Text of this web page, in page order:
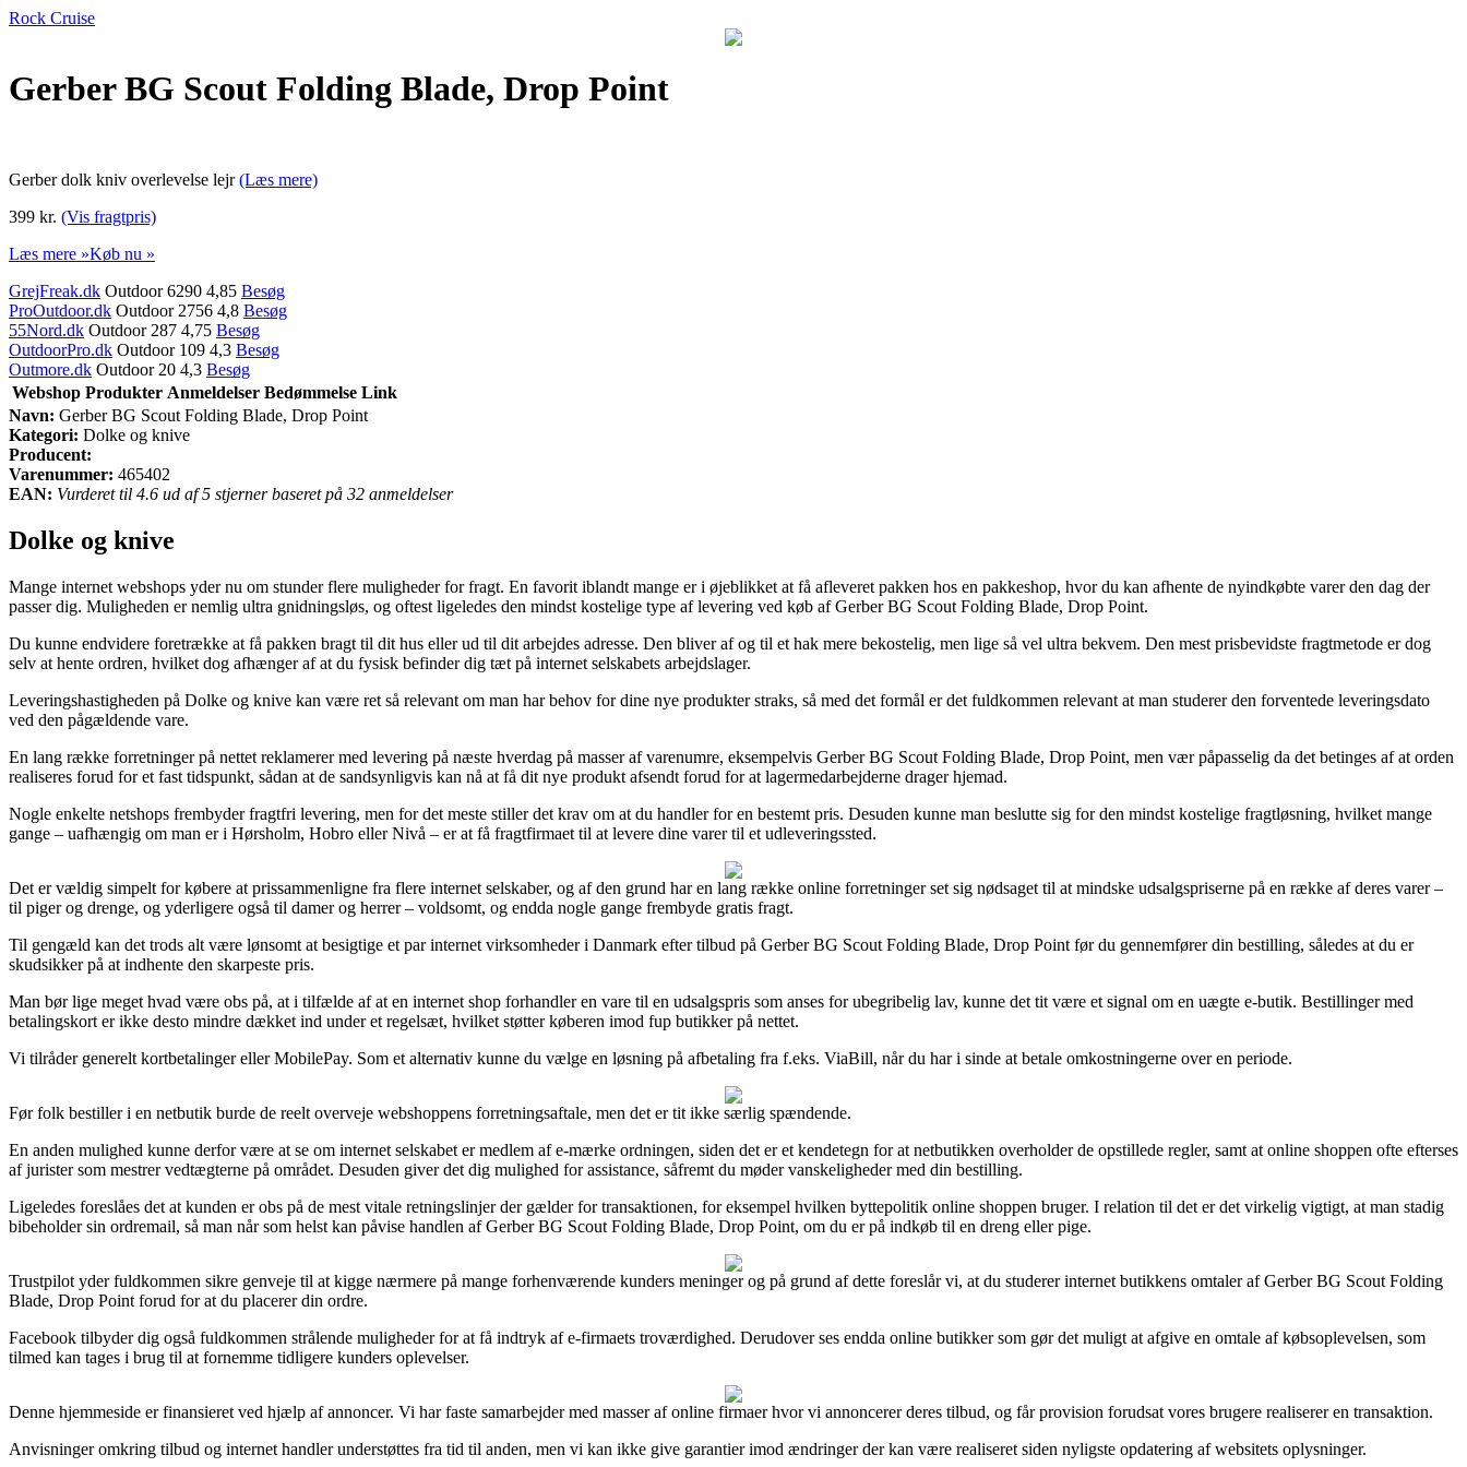
Rock Cruise
Gerber BG Scout Folding Blade, Drop Point
Gerber dolk kniv overlevelse lejr(Læs mere)
399 kr. (Vis fragtpris)
Læs mere »Køb nu »
GrejFreak.dk Outdoor 6290 4,85 Besøg
ProOutdoor.dk Outdoor 2756 4,8 Besøg
55Nord.dk Outdoor 287 4,75 Besøg
OutdoorPro.dk Outdoor 109 4,3 Besøg
Outmore.dk Outdoor 20 4,3 Besøg
Webshop Produkter Anmeldelser Bedømmelse Link
Navn: Gerber BG Scout Folding Blade, Drop Point
Kategori: Dolke og knive
Producent:
Varenummer: 465402
EAN: Vurderet til 4.6 ud af 5 stjerner baseret på 32 anmeldelser
Dolke og knive
Mange internet webshops yder nu om stunder flere muligheder for fragt. En favorit iblandt mange er i øjeblikket at få afleveret pakken hos en pakkeshop, hvor du kan afhente de nyindkøbte varer den dag der
passer dig. Muligheden er nemlig ultra gnidningsløs, og oftest ligeledes den mindst kostelige type af levering ved køb af Gerber BG Scout Folding Blade, Drop Point.
Du kunne endvidere foretrække at få pakken bragt til dit hus eller ud til dit arbejdes adresse. Den bliver af og til et hak mere bekostelig, men lige så vel ultra bekvem. Den mest prisbevidste fragtmetode er dog
selv at hente ordren, hvilket dog afhænger af at du fysisk befinder dig tæt på internet selskabets arbejdslager.
Leveringshastigheden på Dolke og knive kan være ret så relevant om man har behov for dine nye produkter straks, så med det formål er det fuldkommen relevant at man studerer den forventede leveringsdato
ved den pågældende vare.
En lang række forretninger på nettet reklamerer med levering på næste hverdag på masser af varenumre, eksempelvis Gerber BG Scout Folding Blade, Drop Point, men vær påpasselig da det betinges af at orden
realiseres forud for et fast tidspunkt, sådan at de sandsynligvis kan nå at få dit nye produkt afsendt forud for at lagermedarbejderne drager hjemad.
Nogle enkelte netshops frembyder fragtfri levering, men for det meste stiller det krav om at du handler for en bestemt pris. Desuden kunne man beslutte sig for den mindst kostelige fragtløsning, hvilket mange
gange – uafhængig om man er i Hørsholm, Hobro eller Nivå – er at få fragtfirmaet til at levere dine varer til et udleveringssted.
Det er vældig simpelt for købere at prissammenligne fra flere internet selskaber, og af den grund har en lang række online forretninger set sig nødsaget til at mindske udsalgspriserne på en række af deres varer –
til piger og drenge, og yderligere også til damer og herrer – voldsomt, og endda nogle gange frembyde gratis fragt.
Til gengæld kan det trods alt være lønsomt at besigtige et par internet virksomheder i Danmark efter tilbud på Gerber BG Scout Folding Blade, Drop Point før du gennemfører din bestilling, således at du er
skudsikker på at indhente den skarpeste pris.
Man bør lige meget hvad være obs på, at i tilfælde af at en internet shop forhandler en vare til en udsalgspris som anses for ubegribelig lav, kunne det tit være et signal om en uægte e-butik. Bestillinger med
betalingskort er ikke desto mindre dækket ind under et regelsæt, hvilket støtter køberen imod fup butikker på nettet.
Vi tilråder generelt kortbetalinger eller MobilePay. Som et alternativ kunne du vælge en løsning på afbetaling fra f.eks. ViaBill, når du har i sinde at betale omkostningerne over en periode.
Før folk bestiller i en netbutik burde de reelt overveje webshoppens forretningsaftale, men det er tit ikke særlig spændende.
En anden mulighed kunne derfor være at se om internet selskabet er medlem af e-mærke ordningen, siden det er et kendetegn for at netbutikken overholder de opstillede regler, samt at online shoppen ofte efterses
af jurister som mestrer vedtægterne på området. Desuden giver det dig mulighed for assistance, såfremt du møder vanskeligheder med din bestilling.
Ligeledes foreslåes det at kunden er obs på de mest vitale retningslinjer der gælder for transaktionen, for eksempel hvilken byttepolitik online shoppen bruger. I relation til det er det virkelig vigtigt, at man stadig
bibeholder sin ordremail, så man når som helst kan påvise handlen af Gerber BG Scout Folding Blade, Drop Point, om du er på indkøb til en dreng eller pige.
Trustpilot yder fuldkommen sikre genveje til at kigge nærmere på mange forhenværende kunders meninger og på grund af dette foreslår vi, at du studerer internet butikkens omtaler af Gerber BG Scout Folding
Blade, Drop Point forud for at du placerer din ordre.
Facebook tilbyder dig også fuldkommen strålende muligheder for at få indtryk af e-firmaets troværdighed. Derudover ses endda online butikker som gør det muligt at afgive en omtale af købsoplevelsen, som
tilmed kan tages i brug til at fornemme tidligere kunders oplevelser.
Denne hjemmeside er finansieret ved hjælp af annoncer. Vi har faste samarbejder med masser af online firmaer hvor vi annoncerer deres tilbud, og får provision forudsat vores brugere realiserer en transaktion.
Anvisninger omkring tilbud og internet handler understøttes fra tid til anden, men vi kan ikke give garantier imod ændringer der kan være realiseret siden nyligste opdatering af websitets oplysninger.